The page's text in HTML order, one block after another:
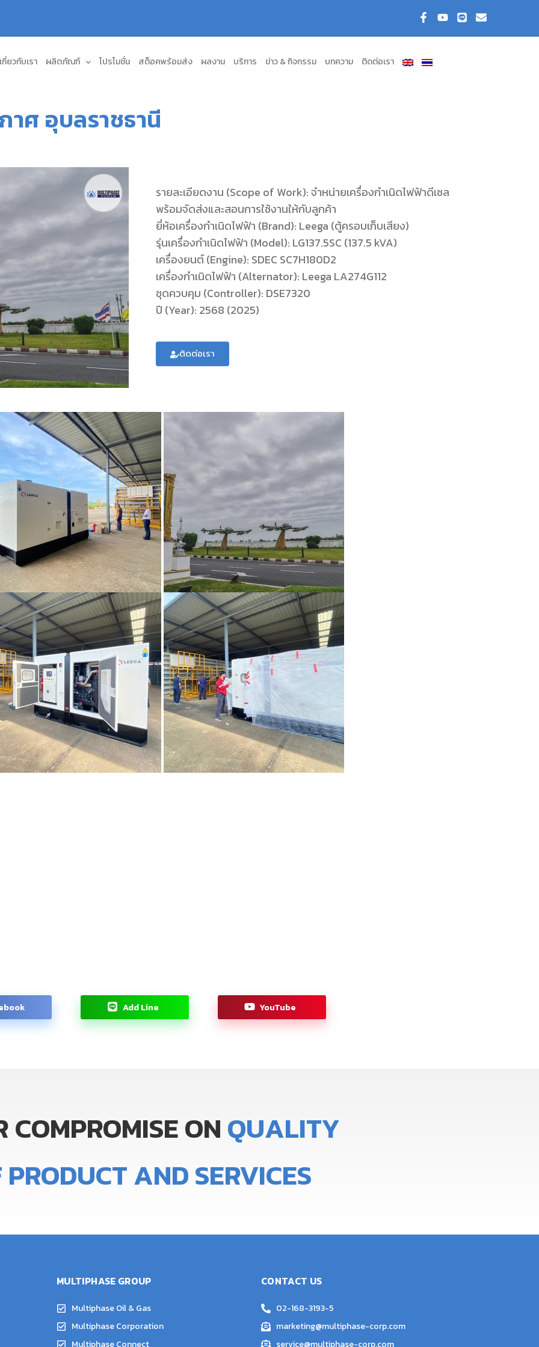
เกี่ยวกับเรา ผลิตภัณฑ์ โปรโมชั่น สต็อคพร้อมส่ง ผลงาน บริการ ข่าว & กิจกรรม บทความ ติดต่อเรา
ศ อุบลราชธานี
รายละเอียดงาน (Scope of Work): จำหน่ายเครื่องกำเนิดไฟฟ้าดีเซล
พร้อมจัดส่งและสอนการใช้งานให้กับลูกค้า
ยี่ห้อเครื่องกำเนิดไฟฟ้า (Brand): Leega (ตู้ครอบเก็บเสียง)
รุ่นเครื่องกำเนิดไฟฟ้า (Model): LG137.5SC (137.5 kVA)
เครื่องยนต์ (Engine): SDEC SC7H180D2
เครื่องกำเนิดไฟฟ้า (Alternator): Leega LA274G112
ชุดควบคุม (Controller): DSE7320
ปี (Year): 2568 (2025)
ติดต่อเรา
Add Line YouTube
COMPROMISEONQUALITY
PRODUCTANDSERVICES
MULTIPHASE GROUP
Multiphase Oil & Gas
Multiphase Corporation
Multiphase Connect
CONTACT US
02-168-3193-5
marketing@multiphase-corp.com
service@multiphase-corp.com